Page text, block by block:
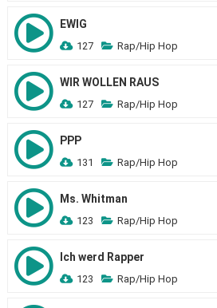
EWIG
127 Rap/Hip Hop
WIR WOLLEN RAUS
127 Rap/Hip Hop
PPP
131 Rap/Hip Hop
Ms. Whitman
123 Rap/Hip Hop
Ich werd Rapper
123 Rap/Hip Hop